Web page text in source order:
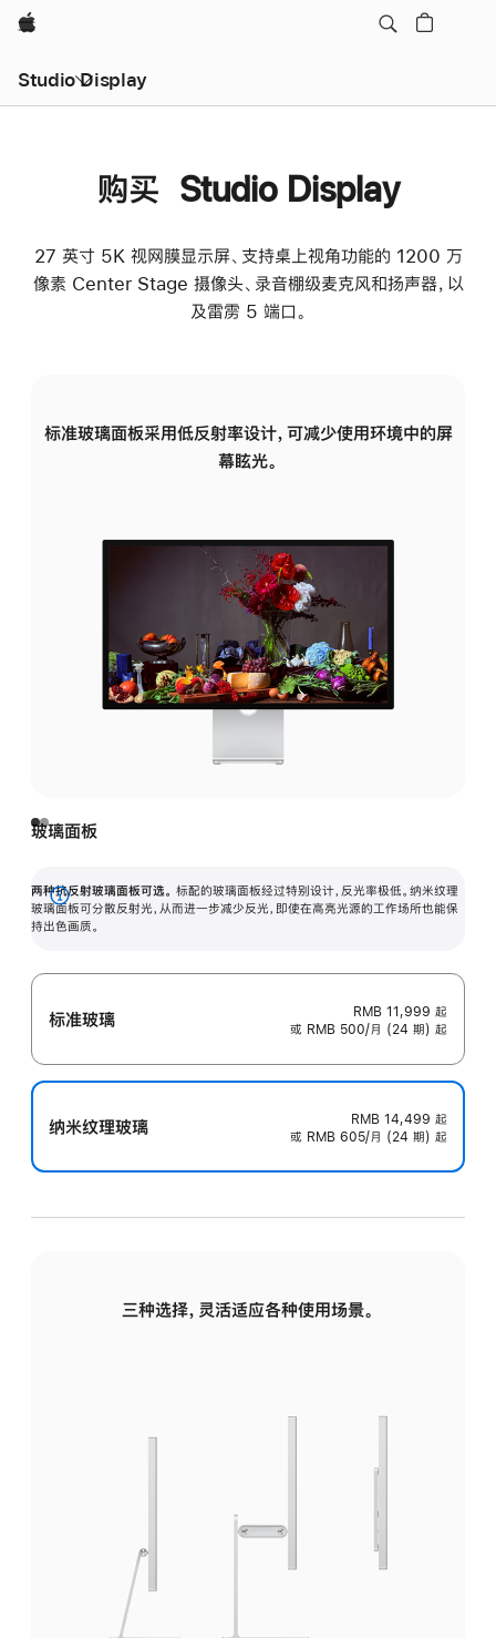
Apple
Studio Display
购买 Studio Display
27 英寸 5K 视网膜显示屏、支持桌上视角功能的 1200 万
像素 Center Stage 摄像头、录音棚级麦克风和扬声器，以
及雷雳 5 端口。
标准玻璃面板采用低反射率设计，可减少使用环境中的屏
幕眩光。
玻璃面板
两种抗反射玻璃面板可选。 标配的玻璃面板经过特别设计，反光率极低。纳米纹理
玻璃面板可分散反射光，从而进一步减少反光，即使在高亮光源的工作场所也能保
持出色画质。
展
开
标准玻璃 RMB 11,999 起
或 RMB 500/月 (24 期) 起
纳米纹理玻璃 RMB 14,499 起
或 RMB 605/月 (24 期) 起
三种选择，灵活适应各种使用场景。